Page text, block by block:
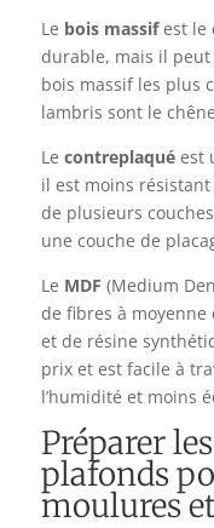
Le bois massifest le
durable, mais il peut
bois massif les plus
lambris sont le
Le contreplaquéest
il est moins
de plusieurs
une couche de
Le MDF (Medium
de fibres à
et de résine
prix et est facile à
l’humidité et moins
Préparer
plafonds
moulures